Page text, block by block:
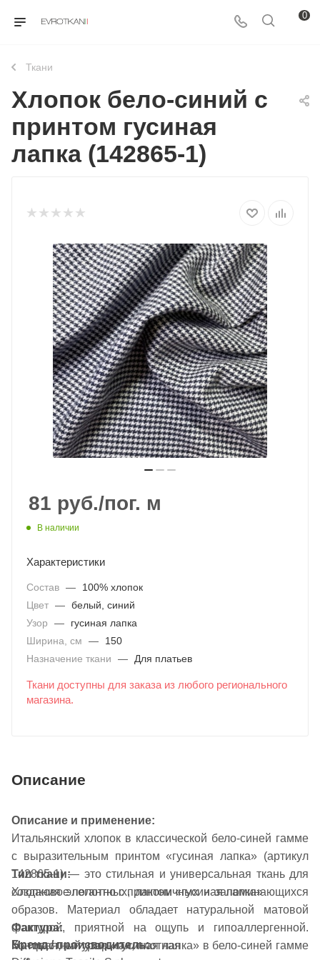
0
Ткани
Хлопок бело-синий с
принтом гусиная
лапка (142865-1)
81 руб./пог. м
В наличии
Характеристики
Состав —
100% хлопок
Цвет — белый, синий
Узор
—
гусиная лапка
Ширина, см
—
150
Назначение ткани
— Для платьев
Ткани доступны для заказа из любого регионального
магазина.
Описание
Описание и применение:
Итальянский хлопок в классической бело-синей гамме
с выразительным принтом «гусиная лапка» (артикул
142865-1) — это стильная и универсальная ткань для
создания элегантных, лаконичных и запоминающихся
образов. Материал обладает натуральной матовой
фактурой, приятной на ощупь и гипоаллергенной.
Контрастный узор «гусиная лапка» в бело-синей гамме
Тип ткани:
Хлопковое полотно с принтом «гусиная лапка»
Фактура:
Матовая, натуральная, плотная
Бренд / производитель: